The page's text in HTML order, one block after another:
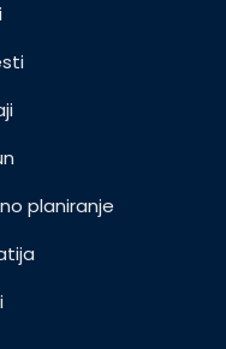
planiranje